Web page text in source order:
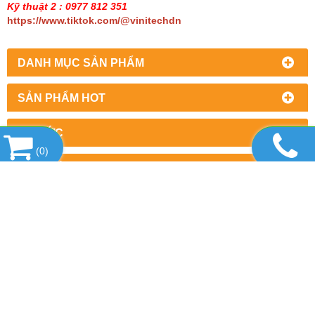
Kỹ thuật 2 : 0977 812 351
https://www.tiktok.com/@vinitechdn
DANH MỤC SẢN PHẨM
SẢN PHẨM HOT
TIN TỨC
(0)